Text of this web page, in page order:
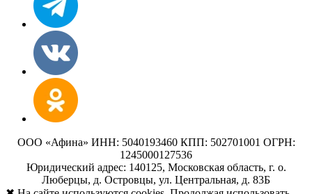
ООО «Афина» ИНН: 5040193460 КПП: 502701001 ОГРН:
1245000127536
Юридический адрес: 140125, Московская область, г. о.
Люберцы, д. Островцы, ул. Центральная, д. 83Б